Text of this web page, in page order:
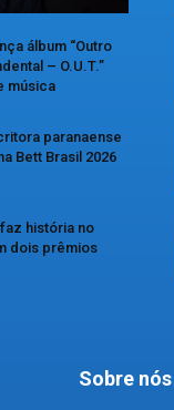
álbum “Outro
– O.U.T.”
música
paranaense
Bett Brasil 2026
história no
dois prêmios
Sobre nós